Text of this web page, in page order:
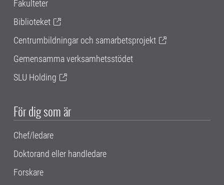
Fakulteter
Biblioteket
Centrumbildningar och samarbetsprojekt
Gemensamma verksamhetsstödet
SLU Holding
För dig som är
Chef/ledare
Doktorand eller handledare
Forskare